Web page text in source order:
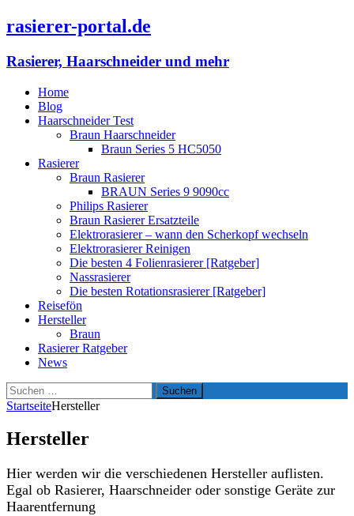
rasierer-portal.de
Rasierer, Haarschneider und mehr
Home
Blog
Haarschneider Test
Braun Haarschneider
Braun Series 5 HC5050
Rasierer
Braun Rasierer
BRAUN Series 9 9090cc
Philips Rasierer
Braun Rasierer Ersatzteile
Elektrorasierer – wann den Scherkopf wechseln
Elektrorasierer Reinigen
Die besten 4 Folienrasierer [Ratgeber]
Nassrasierer
Die besten Rotationsrasierer [Ratgeber]
Reisefön
Hersteller
Braun
Rasierer Ratgeber
News
Suchen
nach:
StartseiteHersteller
Hersteller
Hier werden wir die verschiedenen Hersteller auflisten.
Egal ob Rasierer, Haarschneider oder sonstige Geräte zur
Haarentfernung